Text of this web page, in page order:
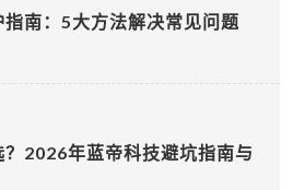
南：5大方法解决常见问题
2026年蓝帝科技避坑指南与